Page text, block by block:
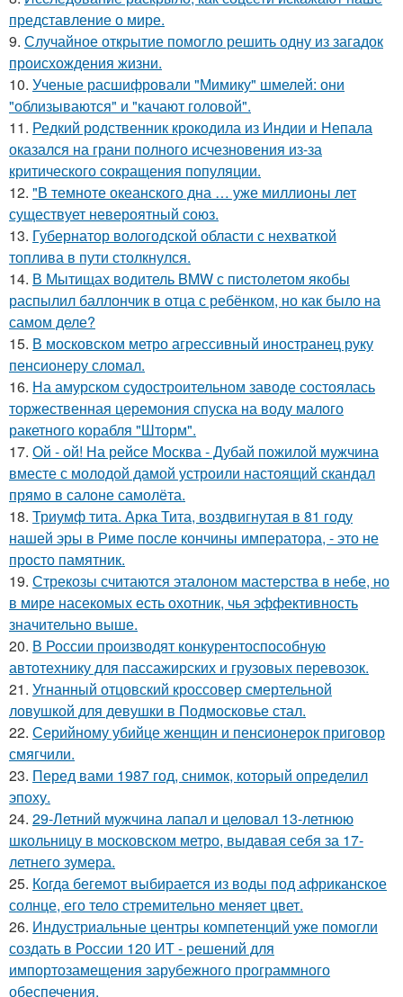
представление о мире.
9. Случайное открытие помогло решить одну из загадок
происхождения жизни.
10. Ученые расшифровали "Мимику" шмелей: они
"облизываются" и "качают головой".
11. Редкий родственник крокодила из Индии и Непала
оказался на грани полного исчезновения из-за
критического сокращения популяции.
12. "В темноте океанского дна … уже миллионы лет
существует невероятный союз.
13. Губернатор вологодской области с нехваткой
топлива в пути столкнулся.
14. В Мытищах водитель BMW с пистолетом якобы
распылил баллончик в отца с ребёнком, но как было на
самом деле?
15. В московском метро агрессивный иностранец руку
пенсионеру сломал.
16. На амурском судостроительном заводе состоялась
торжественная церемония спуска на воду малого
ракетного корабля "Шторм".
17. Ой - ой! На рейсе Москва - Дубай пожилой мужчина
вместе с молодой дамой устроили настоящий скандал
прямо в салоне самолёта.
18. Триумф тита. Арка Тита, воздвигнутая в 81 году
нашей эры в Риме после кончины императора, - это не
просто памятник.
19. Стрекозы считаются эталоном мастерства в небе, но
в мире насекомых есть охотник, чья эффективность
значительно выше.
20. В России производят конкурентоспособную
автотехнику для пассажирских и грузовых перевозок.
21. Угнанный отцовский кроссовер смертельной
ловушкой для девушки в Подмосковье стал.
22. Серийному убийце женщин и пенсионерок приговор
смягчили.
23. Перед вами 1987 год, снимок, который определил
эпоху.
24. 29-Летний мужчина лапал и целовал 13-летнюю
школьницу в московском метро, выдавая себя за 17-
летнего зумера.
25. Когда бегемот выбирается из воды под африканское
солнце, его тело стремительно меняет цвет.
26. Индустриальные центры компетенций уже помогли
создать в России 120 ИТ - решений для
импортозамещения зарубежного программного
обеспечения.